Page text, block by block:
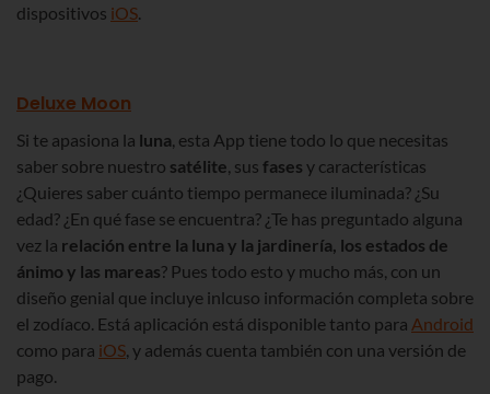
dispositivos iOS.
Deluxe Moon
Si te apasiona la luna, esta App tiene todo lo que necesitas
saber sobre nuestro satélite, sus fases y características
¿Quieres saber cuánto tiempo permanece iluminada? ¿Su
edad? ¿En qué fase se encuentra? ¿Te has preguntado alguna
vez la relación entre la luna y la jardinería, los estados de
ánimo y las mareas? Pues todo esto y mucho más, con un
diseño genial que incluye inlcuso información completa sobre
el zodíaco. Está aplicación está disponible tanto para Android
como para iOS, y además cuenta también con una versión de
pago.